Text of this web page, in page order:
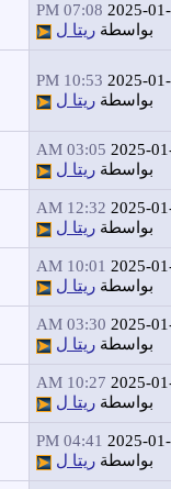
2025-
07:08 PM
بواسطة ريتا ل
2025-
10:53 PM
بواسطة ريتا ل
2025-
03:05 AM
بواسطة ريتا ل
2025-
12:32 AM
بواسطة ريتا ل
2025-
10:01 AM
بواسطة ريتا ل
2025-
03:30 AM
بواسطة ريتا ل
2025-
10:27 AM
بواسطة ريتا ل
2025-
04:41 PM
بواسطة ريتا ل